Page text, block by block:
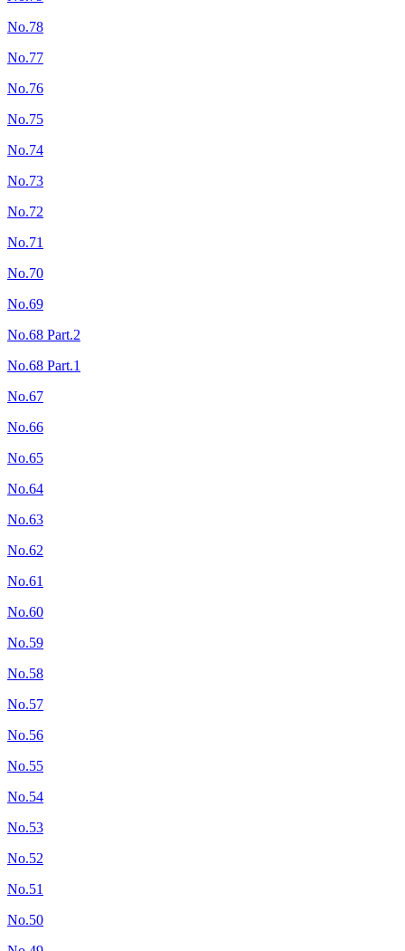
No.78
No.77
No.76
No.75
No.74
No.73
No.72
No.71
No.70
No.69
No.68 Part.2
No.68 Part.1
No.67
No.66
No.65
No.64
No.63
No.62
No.61
No.60
No.59
No.58
No.57
No.56
No.55
No.54
No.53
No.52
No.51
No.50